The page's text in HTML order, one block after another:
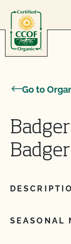
Go to
SEASONAL